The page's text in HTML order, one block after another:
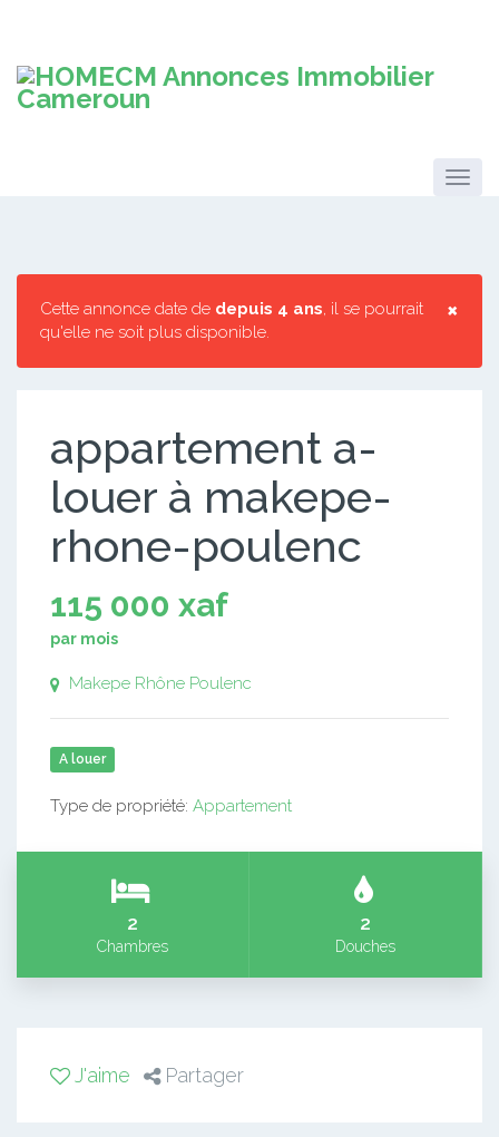
×
Cette annonce date de depuis 4 ans, il se pourrait
qu'elle ne soit plus disponible.
appartement a-
louer à makepe-
rhone-poulenc
115 000 xaf
par mois
Makepe Rhône Poulenc
A louer
Type de propriété: Appartement
2
Chambres
2
Douches
J'aime Partager